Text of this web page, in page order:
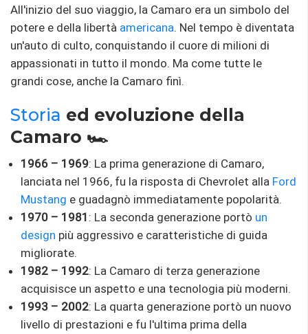
All'inizio del suo viaggio, la Camaro era un simbolo del
potere e della libertà americana. Nel tempo è diventata
un'auto di culto, conquistando il cuore di milioni di
appassionati in tutto il mondo. Ma come tutte le
grandi cose, anche la Camaro finì.
Storia ed evoluzione della
Camaro 🏎️
1966 – 1969: La prima generazione di Camaro,
lanciata nel 1966, fu la risposta di Chevrolet alla Ford
Mustang e guadagnò immediatamente popolarità.
1970 – 1981 : La seconda generazione portò un
design più aggressivo e caratteristiche di guida
migliorate.
1982 – 1992: La Camaro di terza generazione
acquisisce un aspetto e una tecnologia più moderni.
1993 – 2002: La quarta generazione portò un nuovo
livello di prestazioni e fu l'ultima prima della